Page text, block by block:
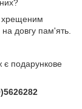
хрещеним
довгу пам'ять.
є подарункове